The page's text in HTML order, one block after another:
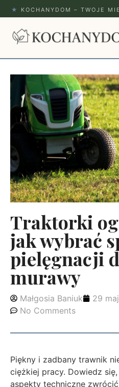
★ KOCHANYDOM – TWOJE
Traktorki
jak wybrać
pielęgnacji
murawy
Małgosia Baniuk 29
No Comments
Piękny i zadbany trawnik
ciężkiej pracy. Dowiedz
aspekty techniczne